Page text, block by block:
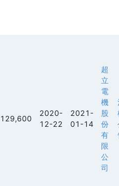
129,600
2020-
12-22
2021-
01-14
超
立
電
機
股
份
有
限
公
司